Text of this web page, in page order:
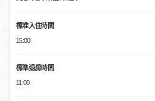
標准入住時間
15:00
標準退房時間
11:00